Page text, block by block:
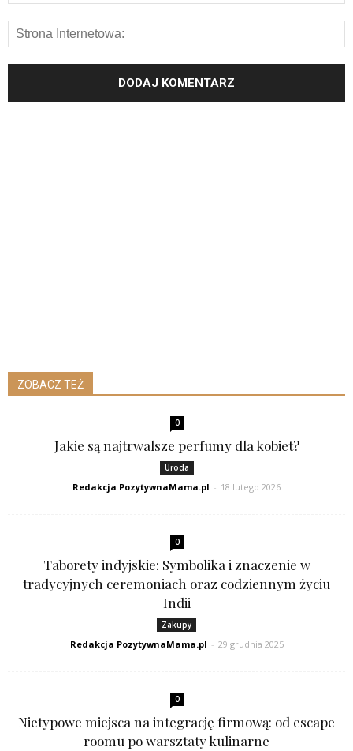
ZOBACZ TEŻ
0
Jakie są najtrwalsze perfumy dla kobiet?
Uroda
Redakcja PozytywnaMama.pl - 18 lutego 2026
0
Taborety indyjskie: Symbolika i znaczenie w
tradycyjnych ceremoniach oraz codziennym życiu
Indii
Zakupy
Redakcja PozytywnaMama.pl - 29 grudnia 2025
0
Nietypowe miejsca na integrację firmową: od escape
roomu po warsztaty kulinarne